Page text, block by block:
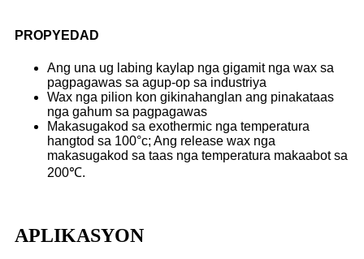
PROPYEDAD
Ang una ug labing kaylap nga gigamit nga wax sa
pagpagawas sa agup-op sa industriya
Wax nga pilion kon gikinahanglan ang pinakataas
nga gahum sa pagpagawas
Makasugakod sa exothermic nga temperatura
hangtod sa 100°c; Ang release wax nga
makasugakod sa taas nga temperatura makaabot sa
200℃.
APLIKASYON